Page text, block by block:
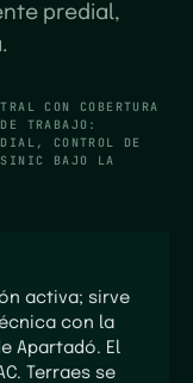
predial,
CON COBERTURA
TRABAJO:
CONTROL DE
BAJO LA
activa; sirve
con la
Apartadó. El
Terraes se